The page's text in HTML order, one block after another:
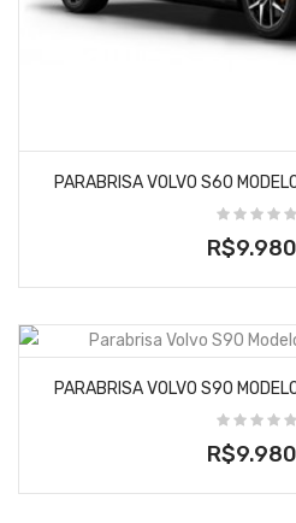
PARABRISA VOLVO S60
PARABRISA VOLVO S90